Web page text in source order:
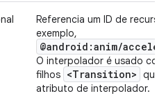
Referencia um ID de
exemplo,
@android:anim/
O interpolador é usado
filhos <Transition> que
atributo de interpolador.